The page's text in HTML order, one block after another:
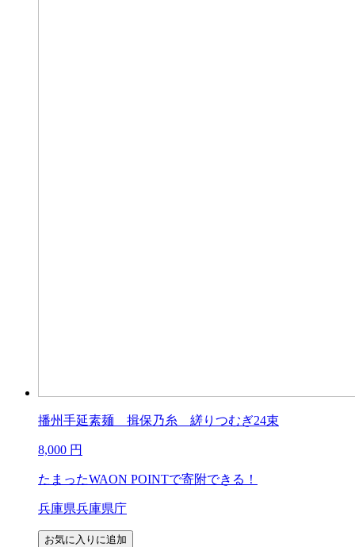
播州手延素麺 揖保乃糸 縒りつむぎ24束
8,000 円
たまったWAON POINTで寄附できる！
兵庫県兵庫県庁
お気に入りに追加